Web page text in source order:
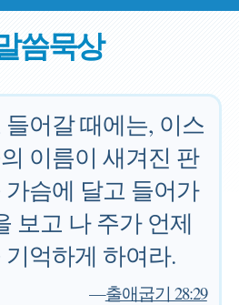
씀묵상
어갈 때에는, 이스
이름이 새겨진 판
슴에 달고 들어가
보고 나 주가 언제
억하게 하여라.
—출애굽기 28:29